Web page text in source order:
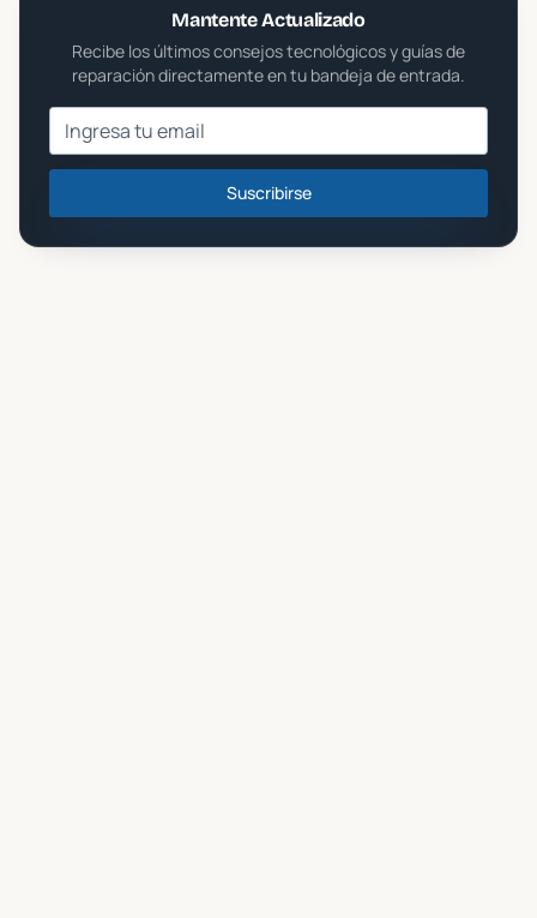
Mantente Actualizado
Recibe los últimos consejos tecnológicos y guías de
reparación directamente en tu bandeja de entrada.
Suscribirse